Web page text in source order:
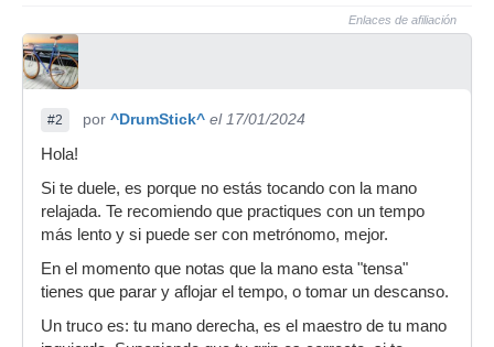
Enlaces de afiliación
#2 por ^DrumStick^ el 17/01/2024
Hola!
Si te duele, es porque no estás tocando con la mano
relajada. Te recomiendo que practiques con un tempo
más lento y si puede ser con metrónomo, mejor.
En el momento que notas que la mano esta "tensa"
tienes que parar y aflojar el tempo, o tomar un descanso.
Un truco es: tu mano derecha, es el maestro de tu mano